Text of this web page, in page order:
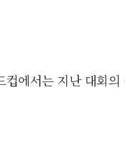
에서는 지난 대회의